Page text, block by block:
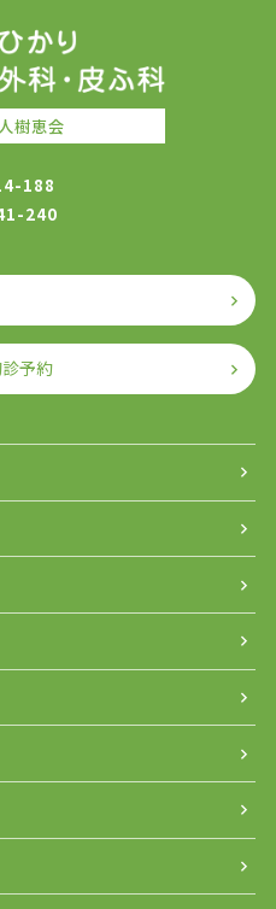
樹恵会
188
240
予約